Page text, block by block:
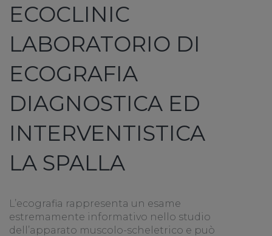
ECOCLINIC
LABORATORIO DI
ECOGRAFIA
DIAGNOSTICA ED
INTERVENTISTICA
LA SPALLA
L’ecografia rappresenta un esame
estremamente informativo nello studio
dell’apparato muscolo-scheletrico e può